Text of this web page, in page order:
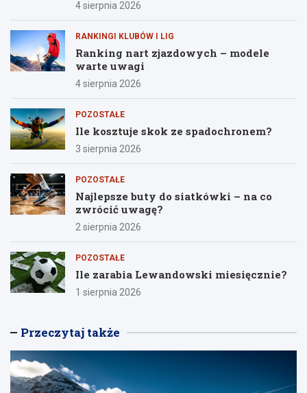
4 sierpnia 2026
RANKINGI KLUBÓW I LIG
Ranking nart zjazdowych – modele
warte uwagi
4 sierpnia 2026
POZOSTAŁE
Ile kosztuje skok ze spadochronem?
3 sierpnia 2026
POZOSTAŁE
Najlepsze buty do siatkówki – na co
zwrócić uwagę?
2 sierpnia 2026
POZOSTAŁE
Ile zarabia Lewandowski miesięcznie?
1 sierpnia 2026
Przeczytaj także